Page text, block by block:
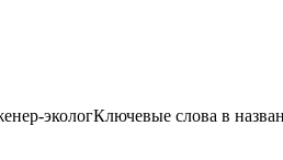
экологКлючевые слова в